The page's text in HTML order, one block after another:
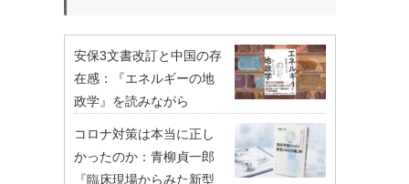
安保3文書改訂と中国の存
在感：『エネルギーの地
政学』を読みながら
コロナ対策は本当に正し
かったのか：青柳貞一郎
『臨床現場からみた新型